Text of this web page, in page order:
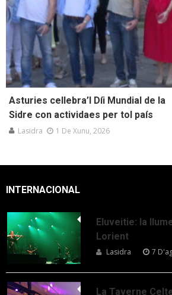
Asturies cellebra’l Díi Mundial de la
Sidre con actividaes per tol país
Lasidra 1 De Xunu, 2026
INTERNACIONAL
Eluveitie: la
Lorient
Lasidra 7
La Taverne